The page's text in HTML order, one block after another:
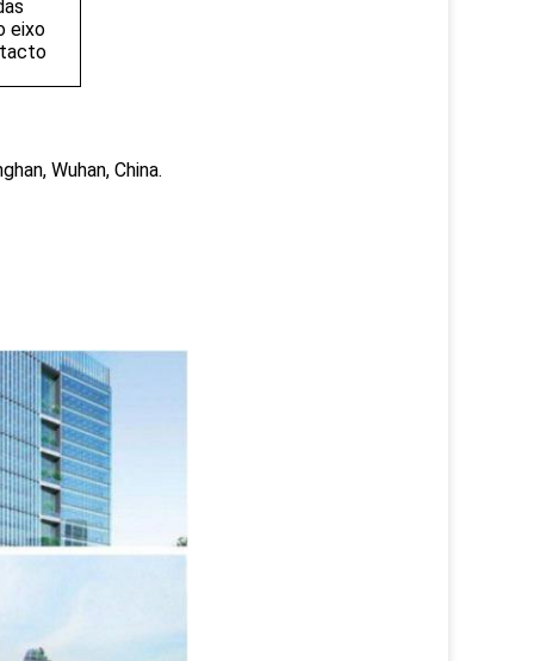
eixo
Wuhan, China.